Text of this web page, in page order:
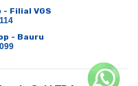
Filial VGS
- Bauru